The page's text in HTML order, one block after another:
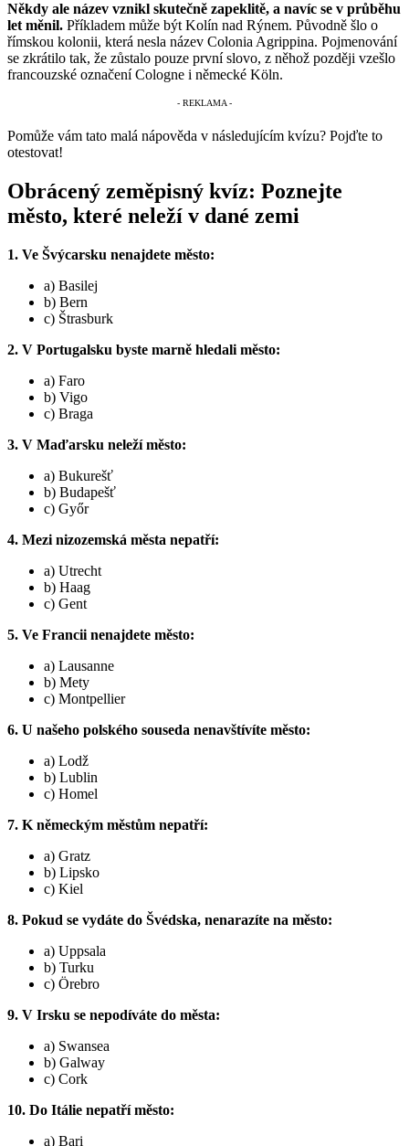
Někdy ale název vznikl skutečně zapeklitě, a navíc se v průběhu
let měnil. Příkladem může být Kolín nad Rýnem. Původně šlo o
římskou kolonii, která nesla název Colonia Agrippina. Pojmenování
se zkrátilo tak, že zůstalo pouze první slovo, z něhož později vzešlo
francouzské označení Cologne i německé Köln.
Pomůže vám tato malá nápověda v následujícím kvízu? Pojďte to
otestovat!
Obrácený zeměpisný kvíz: Poznejte
město, které neleží v dané zemi
1. Ve Švýcarsku nenajdete město:
a) Basilej
b) Bern
c) Štrasburk
2. V Portugalsku byste marně hledali město:
a) Faro
b) Vigo
c) Braga
3. V Maďarsku neleží město:
a) Bukurešť
b) Budapešť
c) Győr
4. Mezi nizozemská města nepatří:
a) Utrecht
b) Haag
c) Gent
5. Ve Francii nenajdete město:
a) Lausanne
b) Mety
c) Montpellier
6. U našeho polského souseda nenavštívíte město:
a) Lodž
b) Lublin
c) Homel
7. K německým městům nepatří:
a) Gratz
b) Lipsko
c) Kiel
8. Pokud se vydáte do Švédska, nenarazíte na město:
a) Uppsala
b) Turku
c) Örebro
9. V Irsku se nepodíváte do města:
a) Swansea
b) Galway
c) Cork
10. Do Itálie nepatří město:
a) Bari